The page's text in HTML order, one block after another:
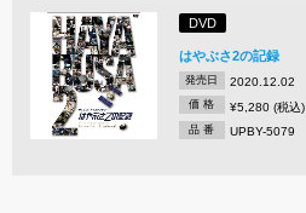
DVD
はやぶさ2の記録
発売日 2020.12.02
価 格 ¥5,280 (税込)
品 番 UPBY-5079